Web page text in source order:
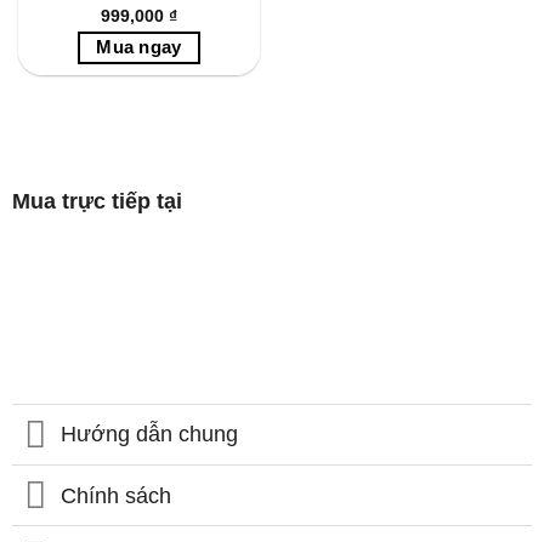
999,000 ₫
Mua trực tiếp tại
Hướng dẫn chung
Chính sách